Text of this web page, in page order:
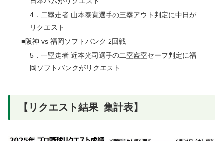
4．二塁走者 山本泰寛選手の三塁アウト判定に中日が
リクエスト
■阪神 vs 福岡ソフトバンク 2回戦
5．一塁走者 近本光司選手の二塁盗塁セーフ判定に福
岡ソフトバンクがリクエスト
【リクエスト結果_集計表】